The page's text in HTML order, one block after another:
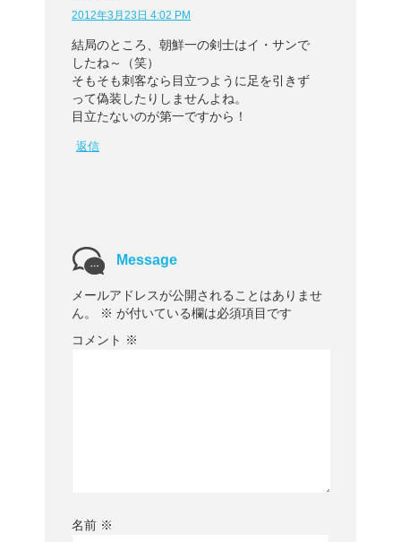
2012年3月23日 4:02 PM
結局のところ、朝鮮一の剣士はイ・サンで
したね～（笑）
そもそも刺客なら目立つように足を引きず
って偽装したりしませんよね。
目立たないのが第一ですから！
返信
Message
メールアドレスが公開されることはありませ
ん。
※ が付いている欄は必須項目です
コメント ※
名前 ※